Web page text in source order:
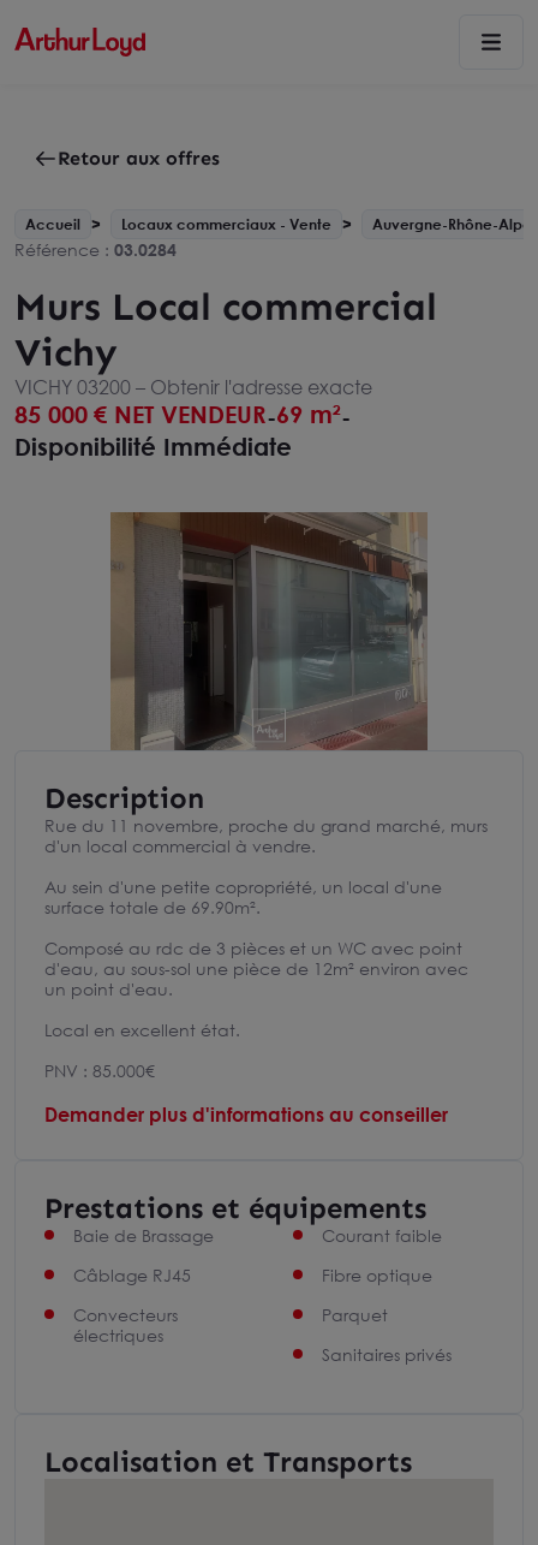
Retour aux offres
Accueil Locaux commerciaux - Vente Auvergne-Rhône-Alpes
Référence : 03.0284
Murs Local commercial
Vichy
VICHY 03200 – Obtenir l'adresse exacte
85 000 € NET VENDEUR-69 m²-
Disponibilité Immédiate
Description
Rue du 11 novembre, proche du grand marché, murs
d'un local commercial à vendre.
Au sein d'une petite copropriété, un local d'une
surface totale de 69.90m².
Composé au rdc de 3 pièces et un WC avec point
d'eau, au sous-sol une pièce de 12m² environ avec
un point d'eau.
Local en excellent état.
PNV : 85.000€
Demander plus d'informations au conseiller
Prestations et équipements
Baie de Brassage
Câblage RJ45
Convecteurs
électriques
Courant faible
Fibre optique
Parquet
Sanitaires privés
Localisation et Transports